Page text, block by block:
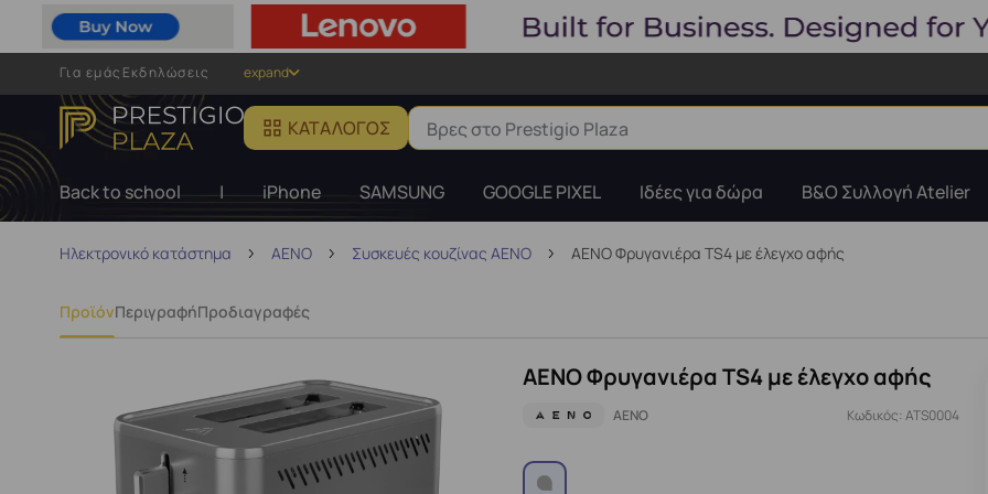
Για εμάς Εκδηλώσεις expand
ΚΑΤΆΛΟΓΟΣ
Back to school | iPhone SAMSUNG GOOGLE PIXEL Ιδέες για δώρα B&O Συλλογή Atelier
Ηλεκτρονικό κατάστημα AENO Συσκευές κουζίνας AENO AENO Φρυγανιέρα TS4 με έλεγχο αφής
ΠροϊόνΠεριγραφήΠροδιαγραφές
AENO Φρυγανιέρα TS4 με έλεγχο αφής
AENO Κωδικός: ATS0004